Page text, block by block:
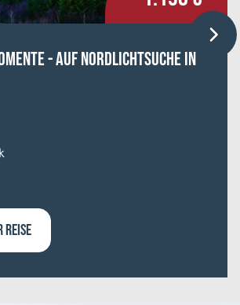
VERBINDLICH ANFRAGEN
- Do. 20.08.2026
Küstenstrasse
VERBINDLICH ANFRAGEN
- Auf Nordlichtsuche in
REISE